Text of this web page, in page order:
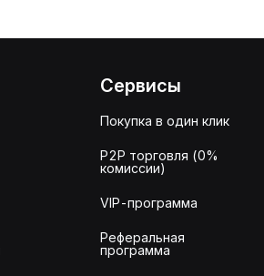
Сервисы
Покупка в один клик
P2P торговля (0%
комиссии)
VIP-программа
Реферальная
программа